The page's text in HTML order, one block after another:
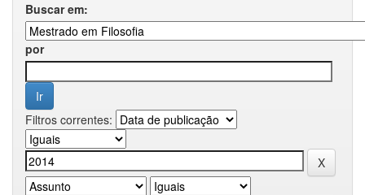
Buscar em:
por
Filtros correntes: